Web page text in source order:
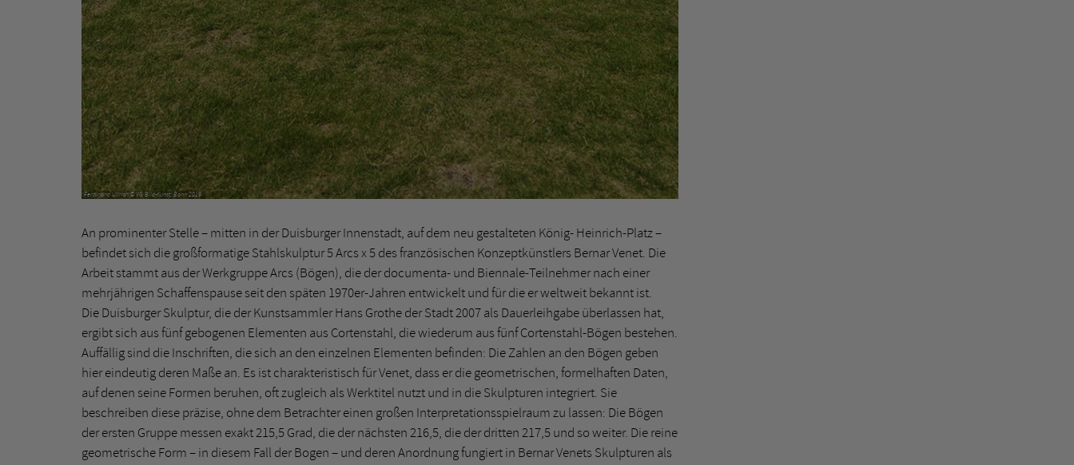
Ferdinand Ullrich © VG Bild-Kunst, Bonn 2019
An prominenter Stelle – mitten in der Duisburger Innenstadt, auf dem neu gestalteten König- Heinrich-Platz –
befindet sich die großformatige Stahlskulptur 5 Arcs x 5 des französischen Konzeptkünstlers Bernar Venet. Die
Arbeit stammt aus der Werkgruppe Arcs (Bögen), die der documenta- und Biennale-Teilnehmer nach einer
mehrjährigen Schaffenspause seit den späten 1970er-Jahren entwickelt und für die er weltweit bekannt ist.
Die Duisburger Skulptur, die der Kunstsammler Hans Grothe der Stadt 2007 als Dauerleihgabe überlassen hat,
ergibt sich aus fünf gebogenen Elementen aus Cortenstahl, die wiederum aus fünf Cortenstahl-Bögen bestehen.
Auffällig sind die Inschriften, die sich an den einzelnen Elementen befinden: Die Zahlen an den Bögen geben
hier eindeutig deren Maße an. Es ist charakteristisch für Venet, dass er die geometrischen, formelhaften Daten,
auf denen seine Formen beruhen, oft zugleich als Werktitel nutzt und in die Skulpturen integriert. Sie
beschreiben diese präzise, ohne dem Betrachter einen großen Interpretationsspielraum zu lassen: Die Bögen
der ersten Gruppe messen exakt 215,5 Grad, die der nächsten 216,5, die der dritten 217,5 und so weiter. Die reine
geometrische Form – in diesem Fall der Bogen – und deren Anordnung fungiert in Bernar Venets Skulpturen als